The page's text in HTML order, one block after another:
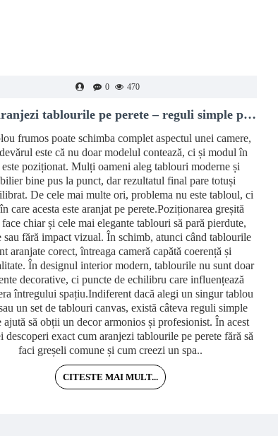
0 470
Cum aranjezi tablourile pe perete – reguli simple pentru un decor modern și echilibrat
frumos poate schimba complet aspectul unei camere,
este că nu doar modelul contează, ci și modul în
este poziționat. Mulți oameni aleg tablouri moderne și
bine pus la punct, dar rezultatul final pare totuși
De cele mai multe ori, problema nu este tabloul, ci
care acesta este aranjat pe perete.Poziționarea greșită
face chiar și cele mai elegante tablouri să pară pierdute,
sau fără impact vizual. În schimb, atunci când tablourile
aranjate corect, întreaga cameră capătă coerență și
În designul interior modern, tablourile nu sunt doar
decorative, ci puncte de echilibru care influențează
întregului spațiu.Indiferent dacă alegi un singur tablou
un set de tablouri canvas, există câteva reguli simple
ajută să obții un decor armonios și profesionist. În acest
descoperi exact cum aranjezi tablourile pe perete fără să
faci greșeli comune și cum creezi un spa..
CITESTE MAI MULT...